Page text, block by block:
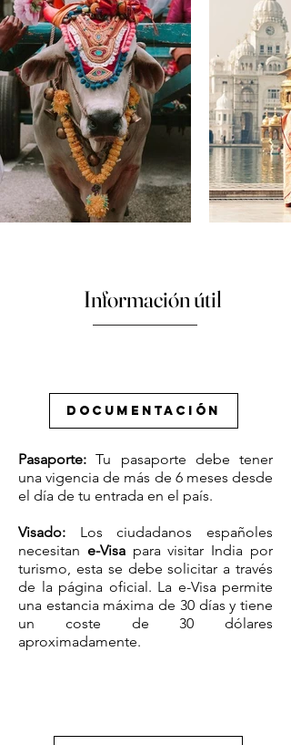
Información útil
DOCUMENTACIÓN
Pasaporte: Tu pasaporte debe tener
una vigencia de más de 6 meses desde
el día de tu entrada en el país.
Visado: Los ciudadanos españoles
necesitan e-Visapara visitar India por
turismo, esta se debe solicitar a través
de la página oficial. La e-Visa permite
una estancia máxima de 30 días y tiene
un coste de 30 dólares
aproximadamente.